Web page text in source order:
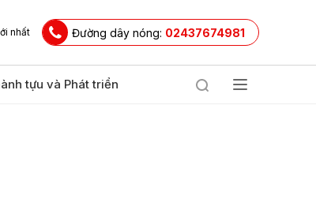
nhất Đường dây nóng: 02437674981
tựu và Phát triển